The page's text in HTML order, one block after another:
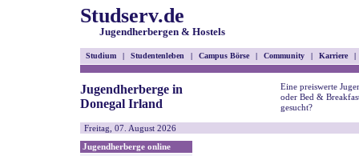
Studserv.de
Jugendherbergen & Hostels
Studium | Studentenleben | Campus Börse | Community | Karriere |
Jugendherberge in
Donegal Irland
Eine preiswerte
oder Bed &
gesucht?
Freitag, 07. August 2026
Jugendherberge online